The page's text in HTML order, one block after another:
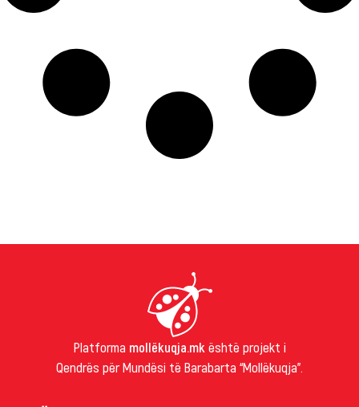
Platforma mollëkuqja.mk është projekt i
Qendrës për Mundësi të Barabarta “Mollëkuqja”.